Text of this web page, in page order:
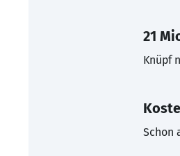
21
Knüpf
Schon